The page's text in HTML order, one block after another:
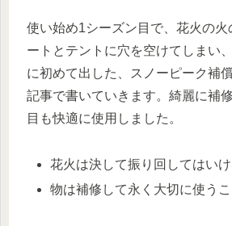
使い始め1シーズン目で、花火の火
ートとテントに穴を空けてしまい
に初めて出した、スノーピーク補
記事で書いていきます。綺麗に補
目も快適に使用しました。
花火は決して振り回してはい
物は補修して永く大切に使うこ